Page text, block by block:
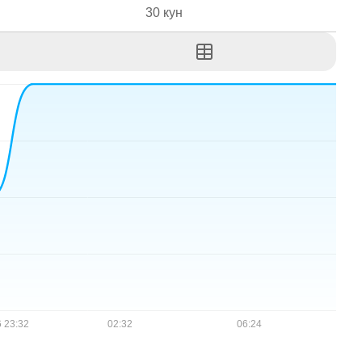
30 кун